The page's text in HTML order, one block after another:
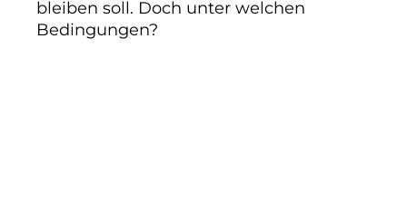
bleiben soll. Doch unter welchen
Bedingungen?